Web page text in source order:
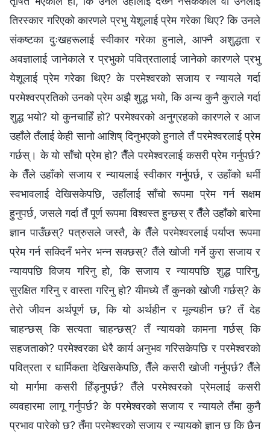
तिरस्कार गरिएको कारणले प्रभु येशूलाई प्रेम गरेका थिए? कि उनले
संकष्टका दुःखहरूलाई स्वीकार गरेका हुनाले, आफ्‍नै अशुद्धता र
अवज्ञालाई जानेकाले र प्रभुको पवित्रतालाई जानेको कारणले प्रभु
येशूलाई प्रेम गरेका थिए? के परमेश्‍वरको सजाय र न्यायले गर्दा
परमेश्‍वरप्रतिको उनको प्रेम अझै शुद्ध भयो, कि अन्य कुनै कुराले गर्दा
शुद्ध भयो? यो कुनचाहिँ हो? परमेश्‍वरको अनुग्रहको कारणले र आज
उहाँले तँलाई केही सानो आशिष् दिनुभएको हुनाले तँ परमेश्‍वरलाई प्रेम
गर्छस्। के यो साँचो प्रेम हो? तैँले परमेश्‍वरलाई कसरी प्रेम गर्नुपर्छ?
के तैँले उहाँको सजाय र न्यायलाई स्वीकार गर्नुपर्छ, र उहाँको धर्मी
स्वभावलाई देखिसकेपछि, उहाँलाई साँचो रूपमा प्रेम गर्न सक्षम
हुनुपर्छ, जसले गर्दा तँ पूर्ण रूपमा विश्‍वस्त हुन्छस् र तैँले उहाँको बारेमा
ज्ञान पाउँछस्? पत्रुसले जस्तै, के तैँले परमेश्‍वरलाई पर्याप्त रूपमा
प्रेम गर्न सक्दिनँ भनेर भन्‍न सक्छस्? तैँले खोजी गर्ने कुरा सजाय र
न्यायपछि विजय गरिनु हो, कि सजाय र न्यायपछि शुद्ध पारिनु,
सुरक्षित गरिनु र वास्ता गरिनु हो? यीमध्ये तँ कुनको खोजी गर्छस्? के
तेरो जीवन अर्थपूर्ण छ, कि यो अर्थहीन र मूल्यहीन छ? तँ देह
चाहन्छस् कि सत्यता चाहन्छस्? तँ न्यायको कामना गर्छस् कि
सहजताको? परमेश्‍वरका धेरै कार्य अनुभव गरिसकेपछि र परमेश्‍वरको
पवित्रता र धार्मिकता देखिसकेपछि, तैँले कसरी खोजी गर्नुपर्छ? तैँले
यो मार्गमा कसरी हिँड्नुपर्छ? तैँले परमेश्‍वरको प्रेमलाई कसरी
व्यवहारमा लागू गर्नुपर्छ? के परमेश्‍वरको सजाय र न्यायले तँमा कुनै
प्रभाव पारेको छ? तँमा परमेश्‍वरको सजाय र न्यायको ज्ञान छ कि छैन